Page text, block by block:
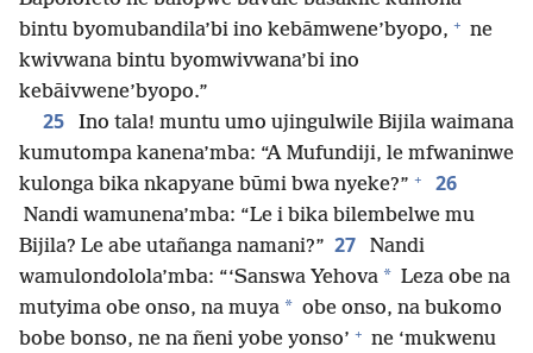
bintu byomubandila’bi ino kebāmwene’byopo, + ne
kwivwana bintu byomwivwana’bi ino
kebāivwene’byopo.”
25
Ino tala! muntu umo ujingulwile Bijila waimana
kumutompa kanena’mba: “A Mufundiji, le mfwaninwe
kulonga bika nkapyane būmi bwa nyeke?” + 26
Nandi wamunena’mba: “Le i bika bilembelwe mu
Bijila? Le abe utañanga namani?” 27
Nandi
wamulondolola’mba: “‘Sanswa Yehova * Leza obe na
mutyima obe onso, na muya * obe onso, na bukomo
bobe bonso, ne na ñeni yobe yonso’ + ne ‘mukwenu